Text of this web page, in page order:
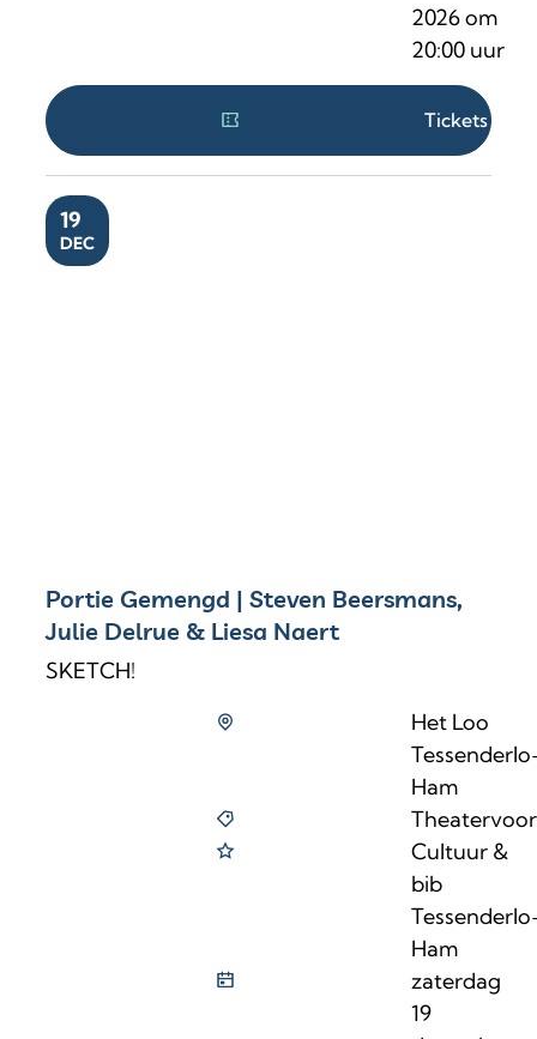
2026om
20:00 uur
Tickets
ZA
19
DEC
Portie Gemengd | Steven Beersmans,
Julie Delrue & Liesa Naert
SKETCH!
Het Loo
Ham
Cultuur &
bib
Ham
zaterdag
19